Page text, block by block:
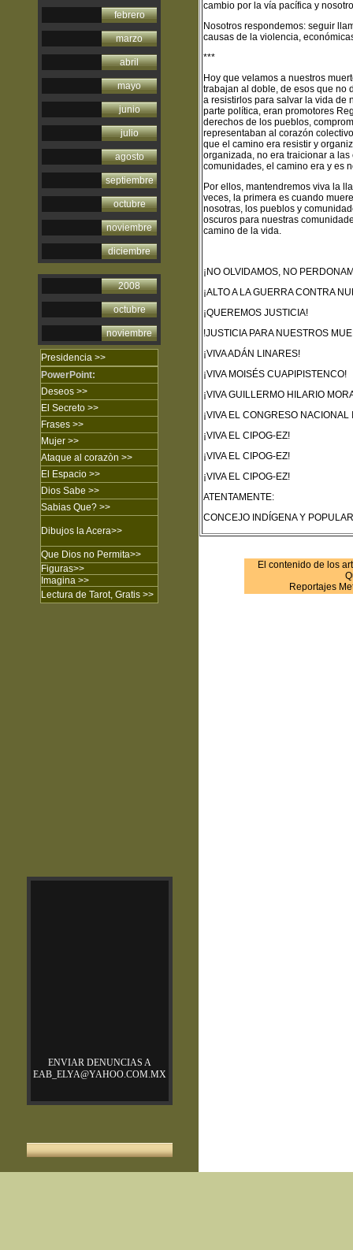
febrero
marzo
abril
mayo
junio
julio
agosto
septiembre
octubre
noviembre
diciembre
2008
octubre
noviembre
Presidencia >>
PowerPoint:
Deseos >>
El Secreto >>
Frases >>
Mujer >>
Ataque al corazòn >>
El Espacio >>
Dios Sabe >>
Sabias Que? >>
Dibujos la Acera>>
Que Dios no Permita>>
Figuras>>
Imagina >>
Lectura de Tarot, Gratis >>
ENVIAR DENUNCIAS A
EAB_ELYA@YAHOO.COM.MX
cambio por la vía pacífica y
Nosotros respondemos: seguir
causas de la violencia,
***
Hoy que velamos a nuestros
trabajan al doble, de esos que no
a resistirlos para salvar la vida de
parte política, eran promotores
derechos de los pueblos,
representaban al corazón
que el camino era resistir y
organizada, no era traicionar a
comunidades, el camino era y es
Por ellos, mantendremos viva la
veces, la primera es cuando
nosotras, los pueblos y
oscuros para nuestras
camino de la vida.
¡NO OLVIDAMOS, NO
¡ALTO A LA GUERRA CONTRA
¡QUEREMOS JUSTICIA!
!JUSTICIA PARA NUESTROS
¡VIVA ADÁN LINARES!
¡VIVA MOISÉS CUAPIPISTENCO!
¡VIVA GUILLERMO HILARIO
¡VIVA EL CONGRESO NACIONAL
¡VIVA EL CIPOG-EZ!
¡VIVA EL CIPOG-EZ!
¡VIVA EL CIPOG-EZ!
ATENTAMENTE:
CONCEJO INDÍGENA Y
El contenido de los
Reportajes